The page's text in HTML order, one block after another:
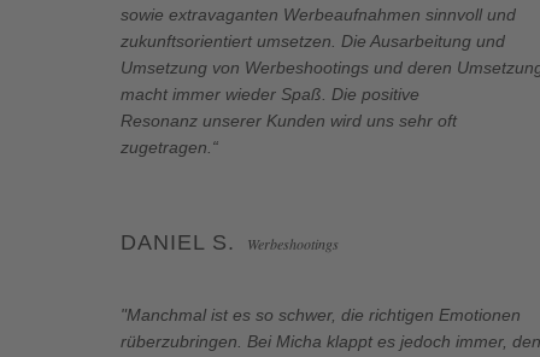
sowie extravaganten Werbeaufnahmen sinnvoll und
zukunftsorientiert umsetzen. Die Ausarbeitung und
Umsetzung von Werbeshootings und deren
macht immer wieder Spaß. Die positive
Resonanz unserer Kunden wird uns sehr oft
zugetragen.“
DANIEL S. Werbeshootings
"Manchmal ist es so schwer, die richtigen Emotionen
rüberzubringen. Bei Micha klappt es jedoch immer,